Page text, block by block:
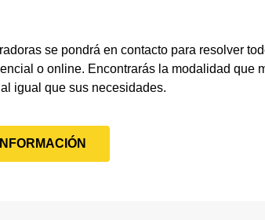
se pondrá en contacto para resolver
o online. Encontrarás la modalidad que
igual que sus necesidades.